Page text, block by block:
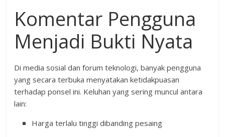
Komentar Pengguna
Menjadi Bukti Nyata
Di media sosial dan forum teknologi, banyak pengguna
yang secara terbuka menyatakan ketidakpuasan
terhadap ponsel ini. Keluhan yang sering muncul antara
lain:
Harga terlalu tinggi dibanding pesaing